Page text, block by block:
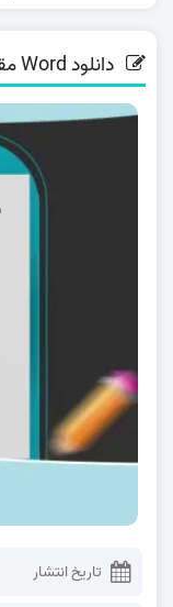
دانلود Word مقاله چرخه بازرگانی حسابداری وورد
تاریخ انتشار